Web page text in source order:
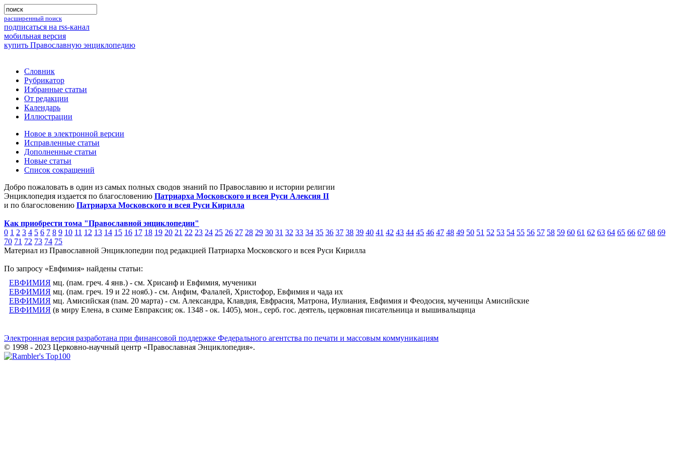
расширенный поиск
подписаться на rss-канал
мобильная версия
купить Православную энциклопедию
Словник
Рубрикатор
Избранные статьи
От редакции
Календарь
Иллюстрации
Новое в электронной версии
Исправленные статьи
Дополненные статьи
Новые статьи
Список сокращений
Добро пожаловать в один из самых полных сводов знаний по Православию и истории религии
Энциклопедия издается по благословению Патриарха Московского и всея Руси Алексия II
и по благословению Патриарха Московского и всея Руси Кирилла
Как приобрести тома "Православной энциклопедии"
0 1 2 3 4 5 6 7 8 9 10 11 12 13 14 15 16 17 18 19 20 21 22 23 24 25 26 27 28 29 30 31 32 33 34 35 36 37 38 39 40 41 42 43 44 45 46 47 48 49 50 51 52 53 54 55 56 57 58 59 60 61 62 63 64 65 66 67 68 69
70 71 72 73 74 75
Материал из Православной Энциклопедии под редакцией Патриарха Московского и всея Руси Кирилла
По запросу «Евфимия» найдены статьи:
ЕВФИМИЯ мц. (пам. греч. 4 янв.) - см. Хрисанф и Евфимия, мученики
ЕВФИМИЯ мц. (пам. греч. 19 и 22 нояб.) - см. Анфим, Фалалей, Христофор, Евфимия и чада их
ЕВФИМИЯ мц. Амисийская (пам. 20 марта) - см. Александра, Клавдия, Евфрасия, Матрона, Иулиания, Евфимия и Феодосия, мученицы Амисийские
ЕВФИМИЯ (в миру Елена, в схиме Евпраксия; ок. 1348 - ок. 1405), мон., серб. гос. деятель, церковная писательница и вышивальщица
Электронная версия разработана при финансовой поддержке Федерального агентства по печати и массовым коммуникациям
© 1998 - 2023 Церковно-научный центр «Православная Энциклопедия».